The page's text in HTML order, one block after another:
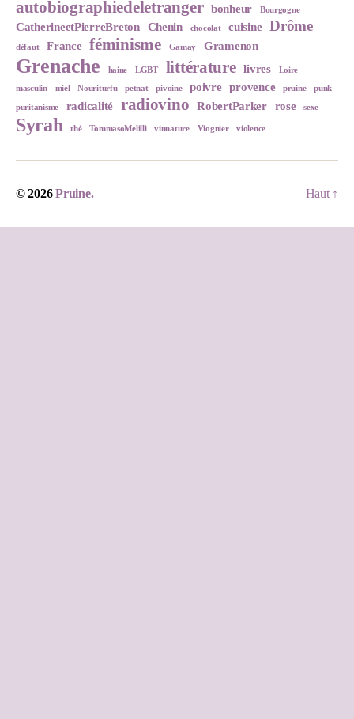
autobiographiedeletranger bonheur Bourgogne
CatherineetPierreBreton Chenin chocolat cuisine Drôme
défaut France féminisme Gamay Gramenon
Grenache haine LGBT littérature livres Loire
masculin miel Nouriturfu petnat pivoine poivre provence pruine punk
puritanisme radicalité radiovino RobertParker rose sexe
Syrah thé TommasoMelilli vinnature Viognier violence
© 2026Pruine. Haut ↑